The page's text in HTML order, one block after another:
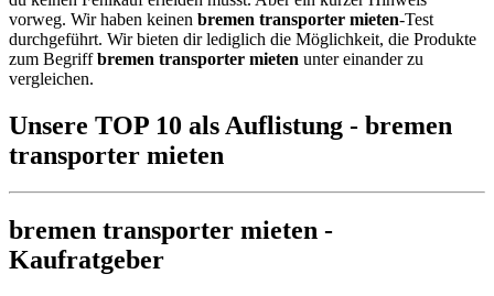
vorweg. Wir haben keinen bremen transporter mieten-Test
durchgeführt. Wir bieten dir lediglich die Möglichkeit, die Produkte
zum Begriffbremen transporter mieten unter einander zu
vergleichen.
Unsere TOP 10 als Auflistung - bremen
transporter mieten
bremen transporter mieten -
Kaufratgeber